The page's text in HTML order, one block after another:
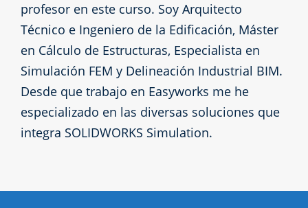
profesor en este curso. Soy Arquitecto
Técnico e Ingeniero de la Edificación, Máster
en Cálculo de Estructuras, Especialista en
Simulación FEM y Delineación Industrial BIM.
Desde que trabajo en Easyworks me he
especializado en las diversas soluciones que
integra SOLIDWORKS Simulation.